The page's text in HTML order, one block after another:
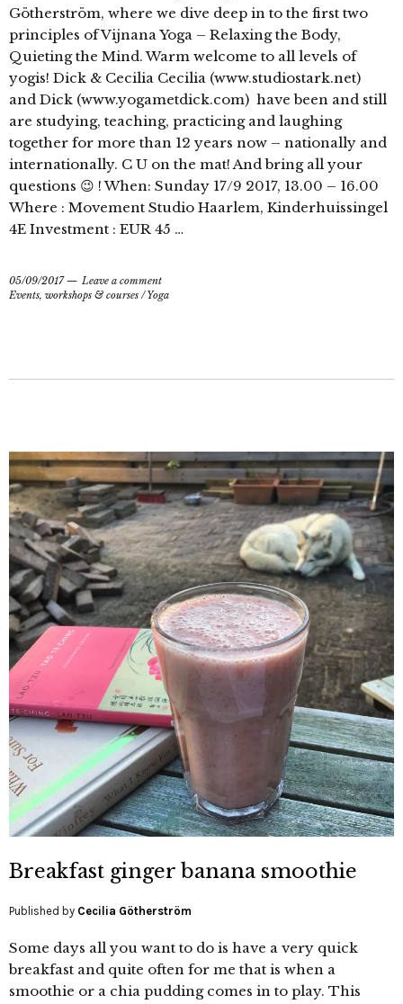
Götherström, where we dive deep in to the first two
principles of Vijnana Yoga – Relaxing the Body,
Quieting the Mind. Warm welcome to all levels of
yogis! Dick & Cecilia Cecilia (www.studiostark.net)
and Dick (www.yogametdick.com) have been and still
are studying, teaching, practicing and laughing
together for more than 12 years now – nationally and
internationally. C U on the mat! And bring all your
questions 😉 ! When: Sunday 17/9 2017, 13.00 – 16.00
Where : Movement Studio Haarlem, Kinderhuissingel
4E Investment : EUR 45 …
05/09/2017
Leave a comment
Events, workshops & courses /Yoga
Breakfast ginger banana smoothie
Published by Cecilia Götherström
Some days all you want to do is have a very quick
breakfast and quite often for me that is when a
smoothie or a chia pudding comes in to play. This